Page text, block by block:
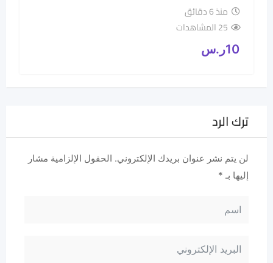
منذ 6 دقائق
25 المشاهدات
10ر.س
ترك الرد
لن يتم نشر عنوان بريدك الإلكتروني. الحقول الإلزامية مشار
إليها بـ *